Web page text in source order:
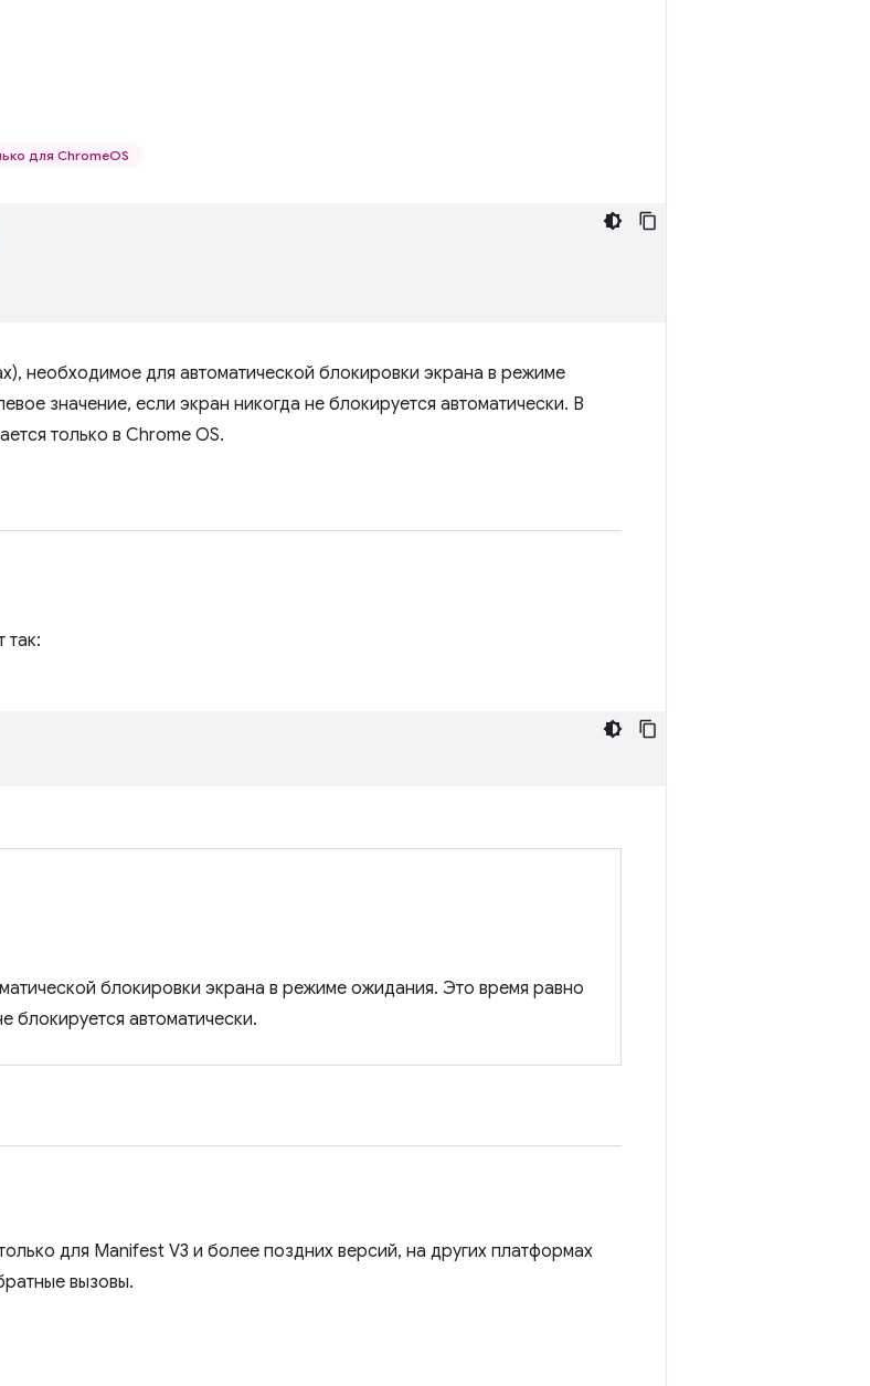
для ChromeOS
необходимое для автоматической блокировки экрана в режиме
значение, если экран никогда не блокируется автоматически. В
только в Chrome OS.
так:
блокировки экрана в режиме ожидания. Это время равно
блокируется автоматически.
для Manifest V3 и более поздних версий, на других платформах
вызовы.